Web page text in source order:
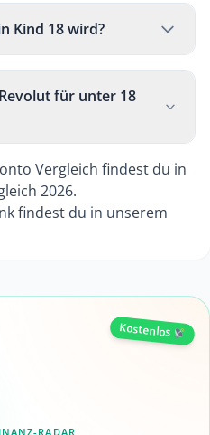
Kind 18 wird?
für unter 18
Vergleich findest du in
2026.
findest du in unserem
Kostenlos
RADAR